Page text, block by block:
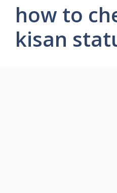
how to
kisan